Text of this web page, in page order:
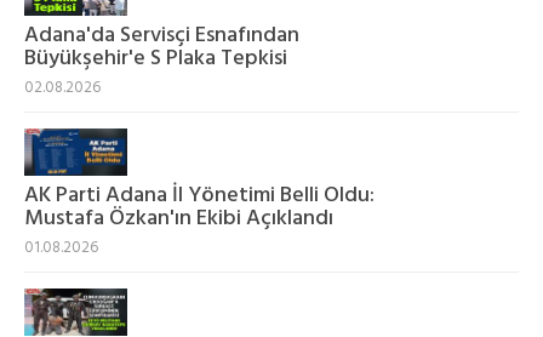
Adana'da Servisçi Esnafından
Büyükşehir'e S Plaka Tepkisi
02.08.2026
AK Parti Adana İl Yönetimi Belli Oldu:
Mustafa Özkan'ın Ekibi Açıklandı
01.08.2026